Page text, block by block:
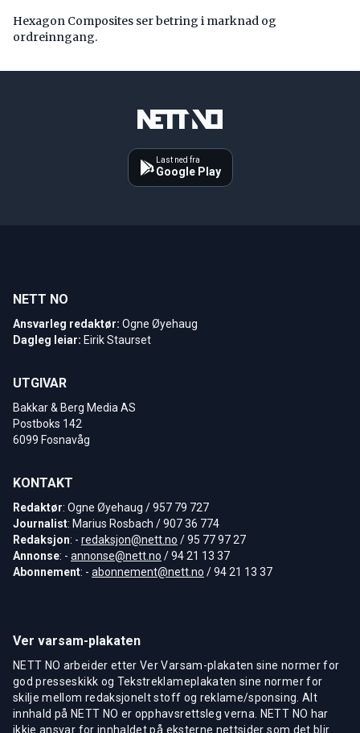
Hexagon Composites ser betring i marknad og
ordreinngang.
Last ned fra
Google Play
NETT NO
Ansvarleg redaktør: Ogne Øyehaug
Dagleg leiar: Eirik Staurset
UTGIVAR
Bakkar & Berg Media AS
Postboks 142
6099 Fosnavåg
KONTAKT
Redaktør: Ogne Øyehaug / 957 79 727
Journalist: Marius Rosbach / 907 36 774
Redaksjon: - redaksjon@nett.no / 95 77 97 27
Annonse: - annonse@nett.no / 94 21 13 37
Abonnement: - abonnement@nett.no / 94 21 13 37
Ver varsam-plakaten
NETT NO arbeider etter Ver Varsam-plakaten sine normer for
god presseskikk og Tekstreklameplakaten sine normer for
skilje mellom redaksjonelt stoff og reklame/sponsing. Alt
innhald på NETT NO er opphavsrettsleg verna. NETT NO har
ikkje ansvar for innhaldet på eksterne nettsider som det blir